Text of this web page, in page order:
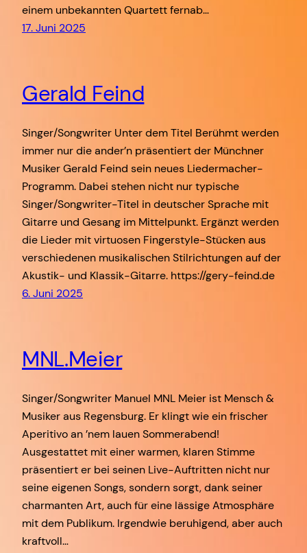
einem unbekannten Quartett fernab…
17. Juni 2025
Gerald Feind
Singer/Songwriter Unter dem Titel Berühmt werden
immer nur die ander’n präsentiert der Münchner
Musiker Gerald Feind sein neues Liedermacher-
Programm. Dabei stehen nicht nur typische
Singer/Songwriter-Titel in deutscher Sprache mit
Gitarre und Gesang im Mittelpunkt. Ergänzt werden
die Lieder mit virtuosen Fingerstyle-Stücken aus
verschiedenen musikalischen Stilrichtungen auf der
Akustik- und Klassik-Gitarre. https://gery-feind.de
6. Juni 2025
MNL.Meier
Singer/Songwriter Manuel MNL Meier ist Mensch &
Musiker aus Regensburg. Er klingt wie ein frischer
Aperitivo an ’nem lauen Sommerabend!
Ausgestattet mit einer warmen, klaren Stimme
präsentiert er bei seinen Live-Auftritten nicht nur
seine eigenen Songs, sondern sorgt, dank seiner
charmanten Art, auch für eine lässige Atmosphäre
mit dem Publikum. Irgendwie beruhigend, aber auch
kraftvoll…